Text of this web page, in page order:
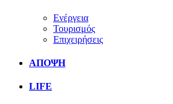
Ενέργεια
Τουρισμός
Επιχειρήσεις
ΑΠΟΨΗ
LIFE